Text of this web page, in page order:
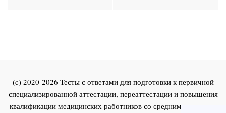
(c) 2020-2026 Тесты с ответами для подготовки к первичной
специализированной аттестации, переаттестации и повышения
квалификации медицинских работников со средним и высшим